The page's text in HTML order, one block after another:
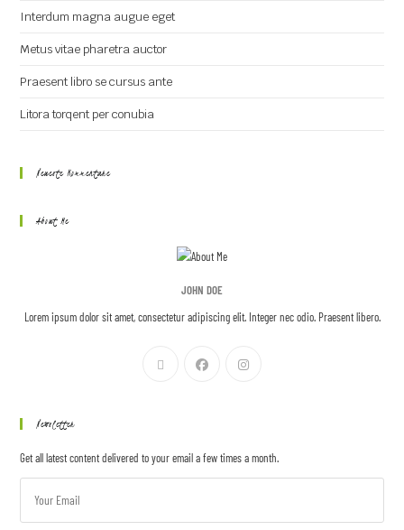
Interdum magna augue eget
Metus vitae pharetra auctor
Praesent libro se cursus ante
Litora torqent per conubia
Neueste Kommentare
About Me
JOHN DOE
Lorem ipsum dolor sit amet, consectetur adipiscing elit. Integer nec odio. Praesent libero.
Newsletter
Get all latest content delivered to your email a few times a month.